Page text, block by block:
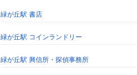
緑が丘駅 書店
緑が丘駅 コインランドリー
緑が丘駅 興信所・探偵事務所